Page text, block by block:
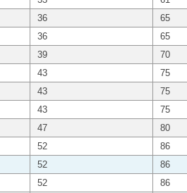
36 65
36 65
39 70
43 75
43 75
43 75
47 80
52 86
52 86
52 86